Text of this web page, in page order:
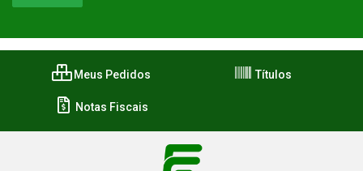
Meus Pedidos Títulos
Notas Fiscais